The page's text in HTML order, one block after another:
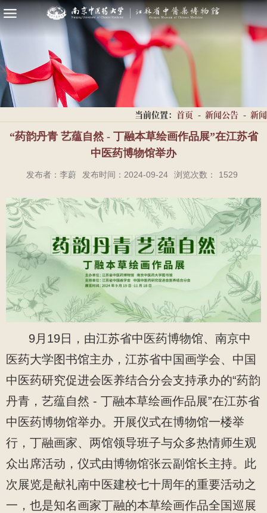
当前位置： 首页 - 新闻公告 - 新闻
“药韵丹青 艺蕴自然 - 丁融本草绘画作品展”在江苏省
中医药博物馆举办
发布者：李蔚 发布时间：2024-09-24 浏览次数： 1529
9月19日，由江苏省中医药博物馆、南京中
医药大学图书馆主办，江苏省中国画学会、中国
中医药研究促进会医养结合分会支持承办的“药韵
丹青，艺蕴自然 - 丁融本草绘画作品展”在江苏省
中医药博物馆举办。开展仪式在博物馆一楼举
行，丁融画家、两馆领导班子与众多热情师生观
众出席活动，仪式由博物馆张云副馆长主持。此
次展览是献礼南中医建校七十周年的重要活动之
一，也是知名画家丁融的本草绘画作品全国巡展